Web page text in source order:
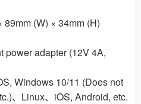
(W) × 34mm (H)
power adapter (12V 4A,
Windows 10/11 (Does not
、Linux、iOS, Android, etc.